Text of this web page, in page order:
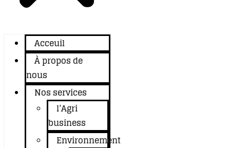
Acceuil
À propos de
nous
Nos services
l’Agri
business
Environnement